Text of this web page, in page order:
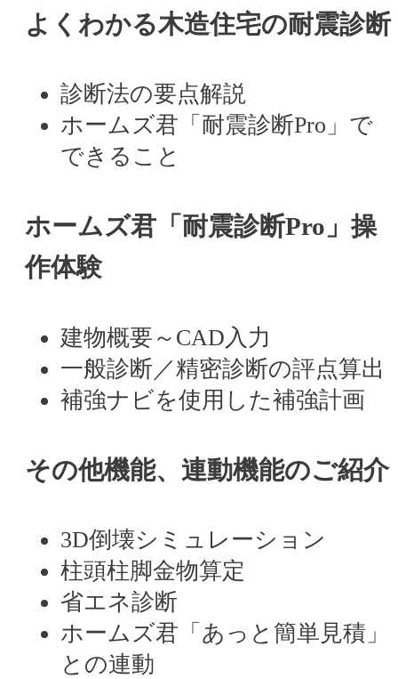
よくわかる木造住宅の耐震診断
診断法の要点解説
ホームズ君「耐震診断Pro」で
できること
ホームズ君「耐震診断Pro」操
作体験
建物概要～CAD入力
一般診断／精密診断の評点算出
補強ナビを使用した補強計画
その他機能、連動機能のご紹介
3D倒壊シミュレーション
柱頭柱脚金物算定
省エネ診断
ホームズ君「あっと簡単見積」
との連動